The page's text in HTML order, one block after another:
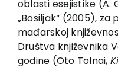
oblasti esejistike (A.
„Bosiljak“ (2005),
mađarskoj
Društva književnika
godine (Oto Tolnai,